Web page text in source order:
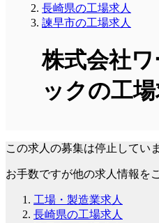
長崎県の工場求人
諫早市の工場求人
株式会社
ックの工
この求人の募集は停止していま
お手数ですが他の求人情報を
工場・製造業求人
長崎県の工場求人